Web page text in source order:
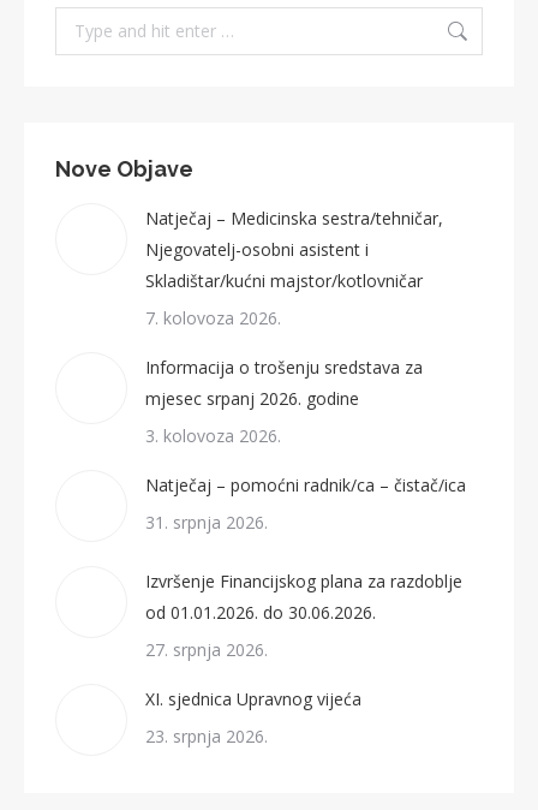
Search:
Nove Objave
Natječaj – Medicinska sestra/tehničar,
Njegovatelj-osobni asistent i
Skladištar/kućni majstor/kotlovničar
7. kolovoza 2026.
Informacija o trošenju sredstava za
mjesec srpanj 2026. godine
3. kolovoza 2026.
Natječaj – pomoćni radnik/ca – čistač/ica
31. srpnja 2026.
Izvršenje Financijskog plana za razdoblje
od 01.01.2026. do 30.06.2026.
27. srpnja 2026.
XI. sjednica Upravnog vijeća
23. srpnja 2026.